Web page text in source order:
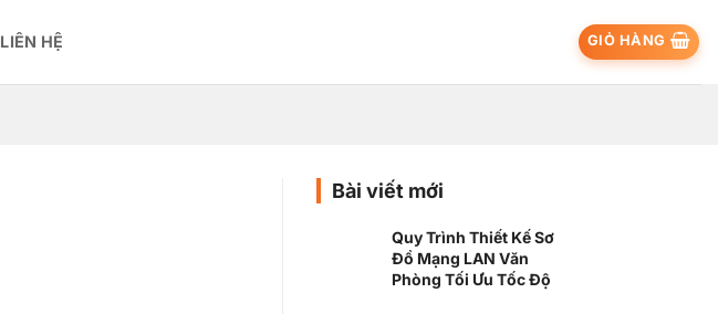
LIÊN HỆ GIỎ HÀNG
Bài viết mới
Quy Trình Thiết Kế Sơ
Đồ Mạng LAN Văn
Phòng Tối Ưu Tốc Độ